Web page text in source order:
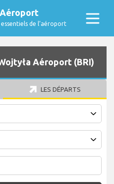
Aéroport
de l’aéroport
Aéroport (BRI)
LES DÉPARTS